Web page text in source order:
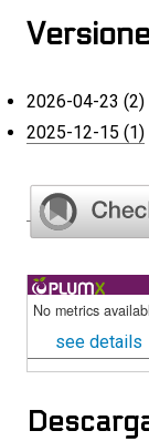
2026-04-23 (2)
2025-12-15 (1)
No metrics
see details